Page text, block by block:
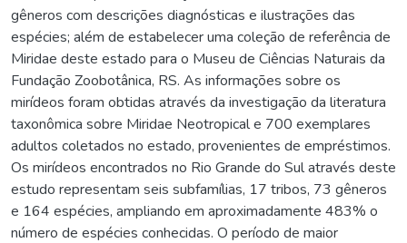
gêneros com descrições diagnósticas e ilustrações das
espécies; além de estabelecer uma coleção de referência de
Miridae deste estado para o Museu de Ciências Naturais da
Fundação Zoobotânica, RS. As informações sobre os
mirídeos foram obtidas através da investigação da literatura
taxonômica sobre Miridae Neotropical e 700 exemplares
adultos coletados no estado, provenientes de empréstimos.
Os mirídeos encontrados no Rio Grande do Sul através deste
estudo representam seis subfamílias, 17 tribos, 73 gêneros
e 164 espécies, ampliando em aproximadamente 483% o
número de espécies conhecidas. O período de maior